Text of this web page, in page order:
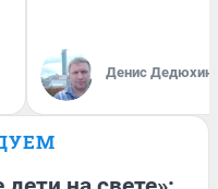
Денис Дедюхин